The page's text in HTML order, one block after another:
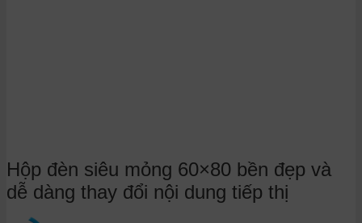
Hộp đèn siêu mỏng 60×80 bền đẹp và
dễ dàng thay đổi nội dung tiếp thị